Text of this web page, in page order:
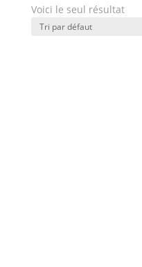
Voici le seul résultat